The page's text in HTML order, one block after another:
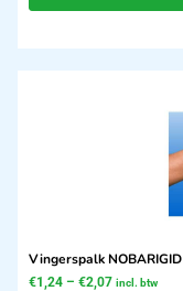
Vingerspalk NOBARIGID
€1,24 – €2,07 incl. btw